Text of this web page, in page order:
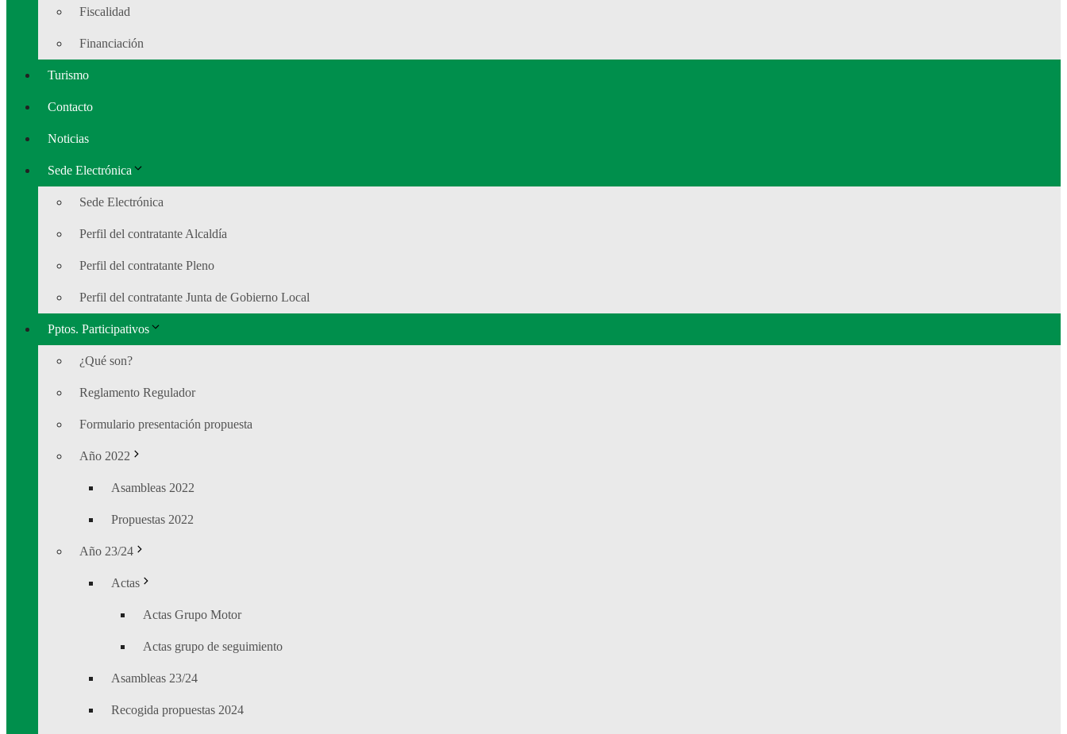
Fiscalidad
Financiación
Turismo
Contacto
Noticias
Sede Electrónica
Sede Electrónica
Perfil del contratante Alcaldía
Perfil del contratante Pleno
Perfil del contratante Junta de Gobierno Local
Pptos. Participativos
¿Qué son?
Reglamento Regulador
Formulario presentación propuesta
Año 2022
Asambleas 2022
Propuestas 2022
Año 23/24
Actas
Actas Grupo Motor
Actas grupo de seguimiento
Asambleas 23/24
Recogida propuestas 2024